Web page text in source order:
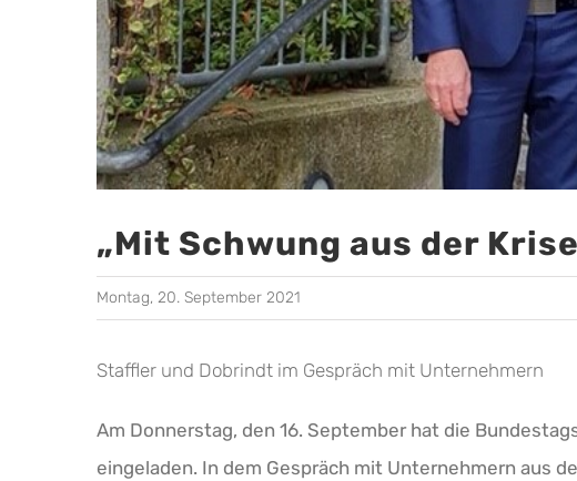
„Mit Schwung aus der
Montag, 20. September 2021
Staffler und Dobrindt im Gespräch mit Unternehmern
Am Donnerstag, den 16. September hat die
eingeladen. In dem Gespräch mit Unternehmern aus